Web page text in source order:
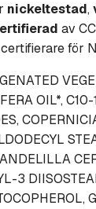
nickeltestad,
av
för
OIL*, C10-
3